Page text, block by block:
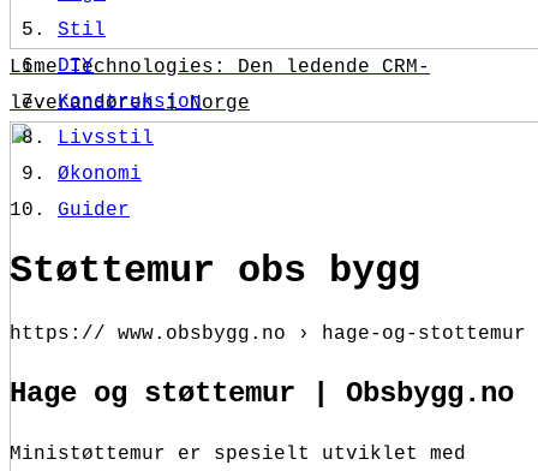
Lime Technologies: Den ledende CRM-
leverandøren i Norge
Stil
DIY
Konstruksjon
Livsstil
Økonomi
Guider
Støttemur obs bygg
https:// www.obsbygg.no › hage-og-stottemur
Hage og støttemur | Obsbygg.no
Ministøttemur er spesielt utviklet med